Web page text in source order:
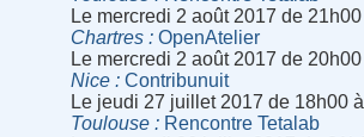
Le mercredi 2 août 2017 de
Chartres
OpenAtelier
Le mercredi 2 août 2017 de
Nice
Contribunuit
Le jeudi 27 juillet 2017 de 18h00
Toulouse
Rencontre Tetalab